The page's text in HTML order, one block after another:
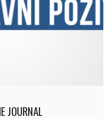
JOURNAL